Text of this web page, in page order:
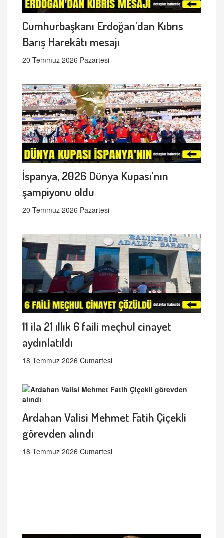
Cumhurbaşkanı Erdoğan'dan Kıbrıs
Barış Harekâtı mesajı
20 Temmuz 2026 Pazartesi
İspanya, 2026 Dünya Kupası'nın
şampiyonu oldu
20 Temmuz 2026 Pazartesi
11 ila 21 ıllık 6 faili meçhul cinayet
aydınlatıldı
18 Temmuz 2026 Cumartesi
Ardahan Valisi Mehmet Fatih Çiçekli
görevden alındı
18 Temmuz 2026 Cumartesi